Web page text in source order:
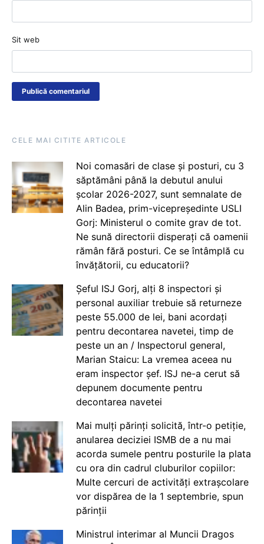
Sit web
CELE MAI CITITE ARTICOLE
Noi comasări de clase și posturi, cu 3
săptămâni până la debutul anului
școlar 2026-2027, sunt semnalate de
Alin Badea, prim-vicepreședinte USLI
Gorj: Ministerul o comite grav de tot.
Ne sună directorii disperați că oamenii
rămân fără posturi. Ce se întâmplă cu
învățătorii, cu educatorii?
Șeful ISJ Gorj, alți 8 inspectori și
personal auxiliar trebuie să returneze
peste 55.000 de lei, bani acordați
pentru decontarea navetei, timp de
peste un an / Inspectorul general,
Marian Staicu: La vremea aceea nu
eram inspector șef. ISJ ne-a cerut să
depunem documente pentru
decontarea navetei
Mai mulți părinți solicită, într-o petiție,
anularea deciziei ISMB de a nu mai
acorda sumele pentru posturile la plata
cu ora din cadrul cluburilor copiilor:
Multe cercuri de activități extrașcolare
vor dispărea de la 1 septembrie, spun
părinții
Ministrul interimar al Muncii Dragos